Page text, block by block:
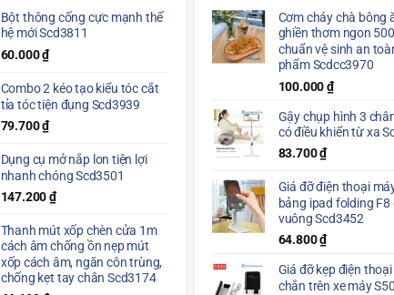
Bột thông cống cực mạnh thế
hệ mới Scd3811
60.000₫
Combo 2 kéo tạo kiểu tóc cắt
tỉa tóc tiện đụng Scd3939
79.700₫
Dụng cụ mở nắp lon tiện lợi
nhanh chóng Scd3501
147.200₫
Thanh mút xốp chèn cửa 1m
cách âm chống ồn nẹp mút
xốp cách âm, ngăn côn trùng,
chống kẹt tay chân Scd3174
Cơm cháy chà bông
ghiền thơm ngon
chuẩn vệ sinh an
phẩm Scdcc3970
100.000₫
Gậy chụp hình 3
có điều khiển từ xa
83.700₫
Giá đỡ điện thoại
bảng ipad folding F8
vuông Scd3452
64.800₫
Giá đỡ kẹp điện
chắn trên xe máy